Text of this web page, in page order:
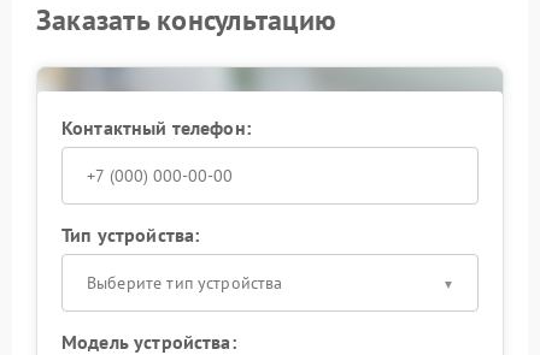
Заказать консультацию
Контактный телефон:
Тип устройства:
Выберите тип устройства
Модель устройства: